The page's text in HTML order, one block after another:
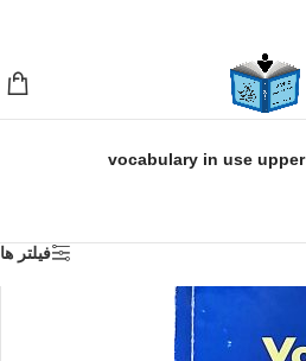
محصولات برچسب خورده “کتاب vocabulary in use upper
فیلتر ها